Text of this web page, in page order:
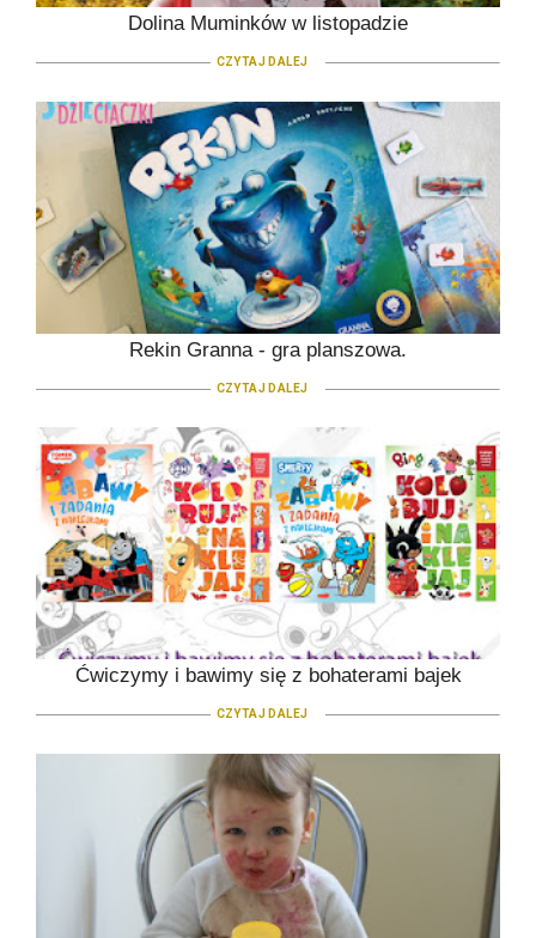
Dolina Muminków w listopadzie
CZYTAJ DALEJ
Rekin Granna - gra planszowa.
CZYTAJ DALEJ
Ćwiczymy i bawimy się z bohaterami bajek
CZYTAJ DALEJ